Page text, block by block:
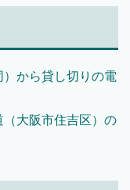
から貸し切りの電
（大阪市住吉区）の